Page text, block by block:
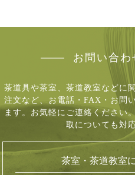
お問い合
茶道具や茶室、茶道教室などに
注文など、 お電話・FAX・お問
ます。お気軽にご連絡ください。
取についても対
茶室・茶道教室